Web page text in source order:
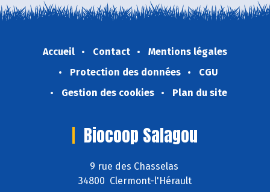
Accueil Contact
Mentions légales
Protection des données
CGU
Gestion des cookies
Plan du site
Biocoop Salagou
9 rue des Chasselas
34800 Clermont-l'Hérault